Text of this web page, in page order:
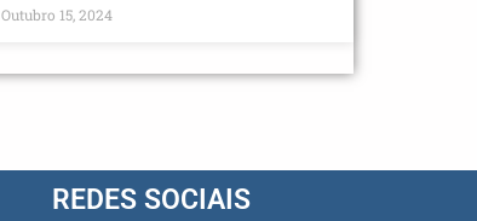
Outubro 15, 2024
REDES SOCIAIS